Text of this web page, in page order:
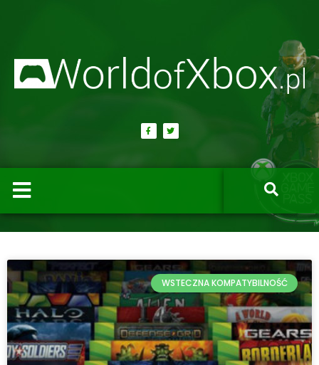
WSTECZNA KOMPATYBILNOŚĆ